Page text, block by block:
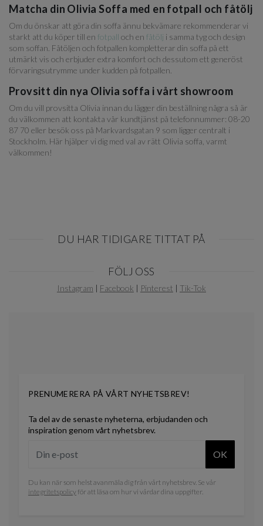
Matcha din Olivia Soffa med en fotpall och fåtölj
Om du önskar att göra din soffa ännu bekvämare rekommenderar vi
starkt att du köper till en fotpall och en fåtölj i samma tyg och design
som soffan. Fåtöljen och fotpallen kompletterar din soffa på ett
utmärkt vis och erbjuder extra komfort och dessutom ett generöst
förvaringsutrymme under kudden på fotpallen.
Provsitt din nya Olivia soffa i vårt showroom
Om du vill provsitta Olivia innan du lägger din beställning några så är
du välkommen att kontakta vår kundtjänst på telefonnummer: 08-20
87 70 eller besök oss på Markvardsgatan 9 som ligger centralt i
Stockholm. Här hjälper vi dig med val av rätt Olivia soffa, varmt
välkommen!
DU HAR TIDIGARE TITTAT PÅ
FÖLJ OSS
Instagram | Facebook | Pinterest | Tik-Tok
PRENUMERERA PÅ VÅRT NYHETSBREV!
Ta del av de senaste nyheterna, erbjudanden och
inspiration genom vårt nyhetsbrev.
OK
Du kan när som helst avanmäla dig från vårt nyhetsbrev. Se vår
integritetspolicyför att läsa om hur vi vårdar dina uppgifter.